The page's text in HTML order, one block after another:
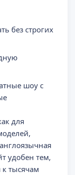
без строгих
шоу с
для
удобен тем,
к тысячам